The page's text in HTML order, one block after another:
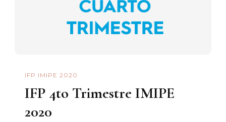
IFP IMIPE 2020
IFP 4to Trimestre IMIPE
2020